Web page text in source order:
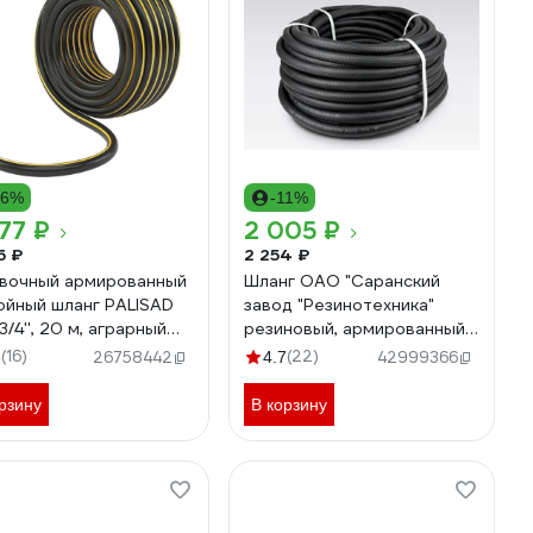
₽
₽
армированный
шланг PALISAD
4'', 20 м, аграрный
(16) 26758442
-11%
2 005 ₽
2 254 ₽
Шланг ОАО "Саранский
завод "Резинотехника"
резиновый, армированный,
д. 16мм 4 Атм СзРТ (рукав)
0,4-В 20м
4.7(22) 42999366
В корзину